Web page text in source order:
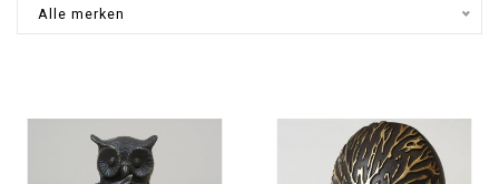
Alle merken